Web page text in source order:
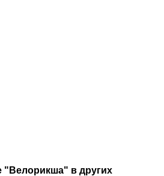
"Велорикша" в других